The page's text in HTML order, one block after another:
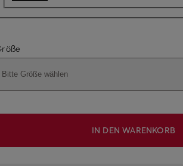
Bitte Größe wählen
IN DEN WARENKORB